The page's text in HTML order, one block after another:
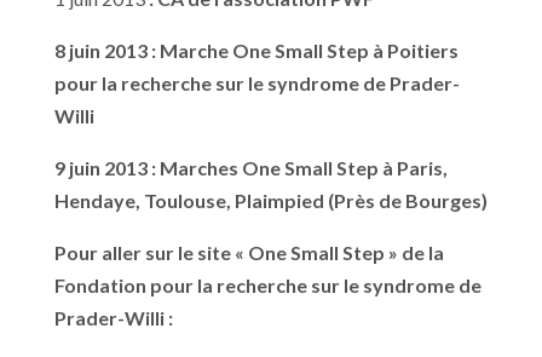
8 juin 2013 : Marche One Small Step à Poitiers
pour la recherche sur le syndrome de Prader-
Willi
9 juin 2013 : Marches One Small Step à Paris,
Hendaye, Toulouse, Plaimpied (Près de Bourges)
Pour aller sur le site « One Small Step » de la
Fondation pour la recherche sur le syndrome de
Prader-Willi :